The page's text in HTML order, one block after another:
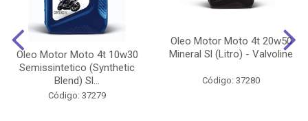
Oleo Motor Moto 4t 10w30
Semissintetico (Synthetic
Blend) Sl...
Código: 37279
Oleo Motor Moto 4t 20w50
Mineral Sl (Litro) - Valvoline
Código: 37280